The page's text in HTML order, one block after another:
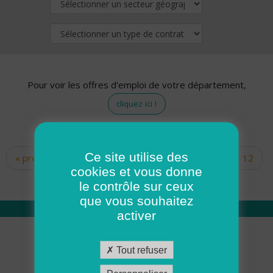
Pour voir les offres d'emploi de votre département,
cliquez ici !
Pages
« premier ‹ précédent … 10
12
14 15 16 17
Qui sommes nous
Académie ADMR
Ce site utilise des
cookies et vous donne
le contrôle sur ceux
que vous souhaitez
activer
Tout refuser